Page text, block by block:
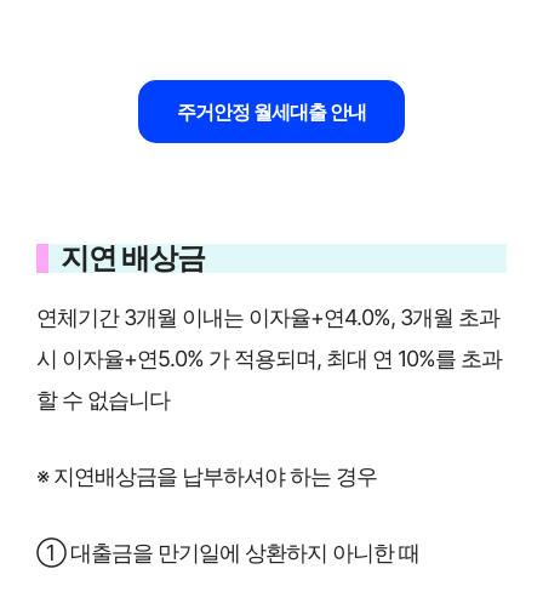
주거안정 월세대출 안내
지연 배상금
연체기간 3개월 이내는 이자율+연4.0%, 3개월 초과
시 이자율+연5.0% 가 적용되며, 최대 연 10%를 초과
할 수 없습니다
※ 지연배상금을 납부하셔야 하는 경우
① 대출금을 만기일에 상환하지 아니한 때